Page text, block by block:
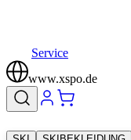
Service
www.xspo.de